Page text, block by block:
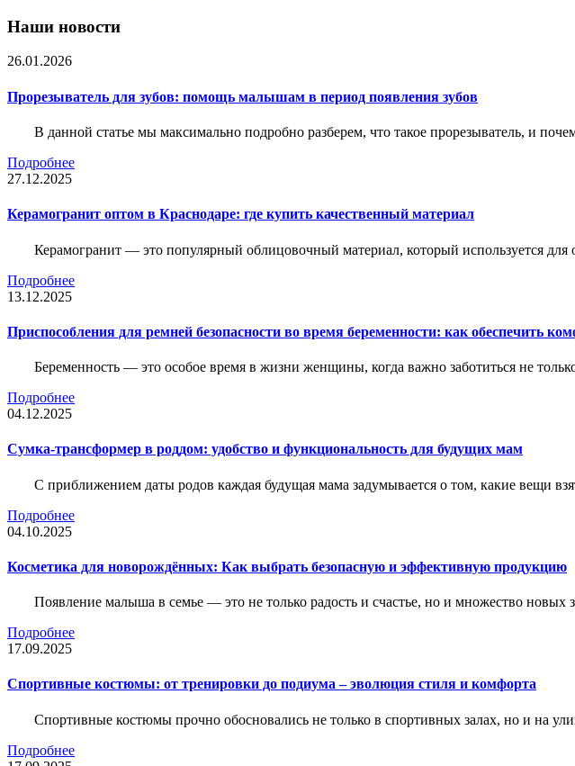
Наши новости
26.01.2026
Прорезыватель для зубов: помощь малышам в период появления зубов
В данной статье мы максимально подробно разберем, что такое прорезыватель, и
Подробнее
27.12.2025
Керамогранит оптом в Краснодаре: где купить качественный материал
Керамогранит — это популярный облицовочный материал, который используется
Подробнее
13.12.2025
Приспособления для ремней безопасности во время беременности: как обеспечить
Беременность — это особое время в жизни женщины, когда важно заботиться не
Подробнее
04.12.2025
Сумка-трансформер в роддом: удобство и функциональность для будущих мам
С приближением даты родов каждая будущая мама задумывается о том, какие вещи
Подробнее
04.10.2025
Косметика для новорождённых: Как выбрать безопасную и эффективную продукцию
Появление малыша в семье — это не только радость и счастье, но и множество новых
Подробнее
17.09.2025
Спортивные костюмы: от тренировки до подиума – эволюция стиля и комфорта
Спортивные костюмы прочно обосновались не только в спортивных залах, но и на
Подробнее